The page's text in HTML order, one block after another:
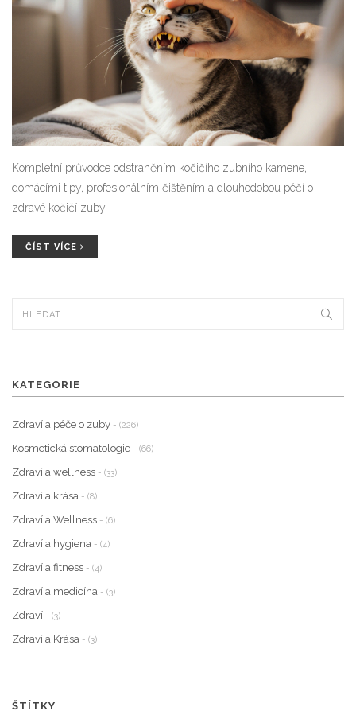
Kompletní průvodce odstraněním kočičího zubního kamene,
domácími tipy, profesionálním čištěním a dlouhodobou péčí o
zdravé kočičí zuby.
ČÍST VÍCE
KATEGORIE
Zdraví a péče o zuby - (226)
Kosmetická stomatologie - (66)
Zdraví a wellness - (33)
Zdraví a krása - (8)
Zdraví a Wellness - (6)
Zdraví a hygiena - (4)
Zdraví a fitness - (4)
Zdraví a medicína - (3)
Zdraví - (3)
Zdraví a Krása - (3)
ŠTÍTKY